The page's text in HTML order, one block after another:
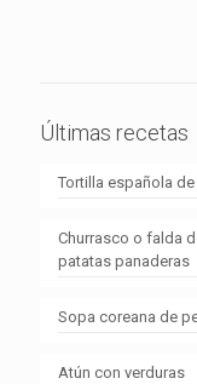
Últimas recetas
Tortilla española
Churrasco o falda
patatas panaderas
Sopa coreana de
Atún con verduras